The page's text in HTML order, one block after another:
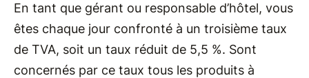
En tant que gérant ou responsable d’hôtel, vous
êtes chaque jour confronté à un troisième taux
de TVA, soit un taux réduit de 5,5 %. Sont
concernés par ce taux tous les produits à